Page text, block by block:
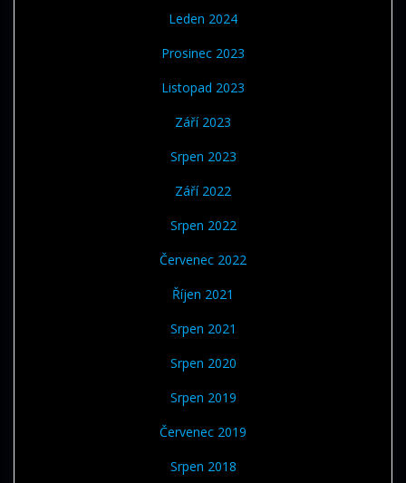
Leden 2024
Prosinec 2023
Listopad 2023
Září 2023
Srpen 2023
Září 2022
Srpen 2022
Červenec 2022
Říjen 2021
Srpen 2021
Srpen 2020
Srpen 2019
Červenec 2019
Srpen 2018